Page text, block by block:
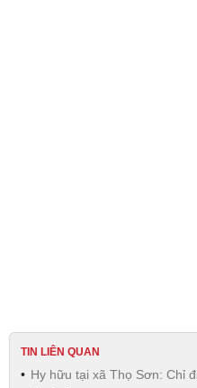
TIN LIÊN QUAN
Hy hữu tại xã Thọ Sơn: Chỉ